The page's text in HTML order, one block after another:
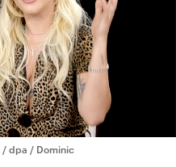
dpa / Dominic